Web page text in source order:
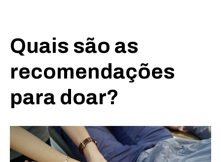
Quais são as
recomendações
para doar?